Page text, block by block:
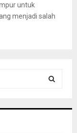
untuk
menjadi salah